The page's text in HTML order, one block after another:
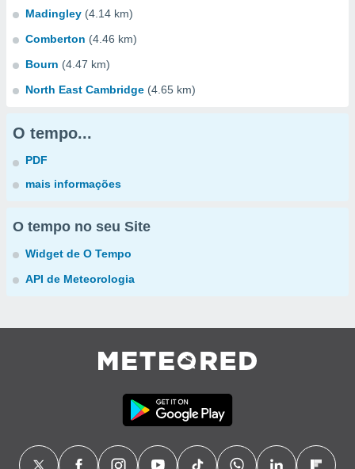
Madingley (4.14 km)
Comberton (4.46 km)
Bourn (4.47 km)
North East Cambridge (4.65 km)
O tempo...
PDF
mais informações
O tempo no seu Site
Widget de O Tempo
API de Meteorologia